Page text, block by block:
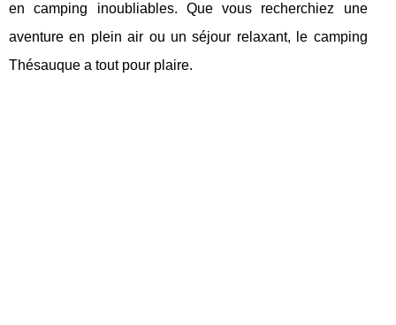
en camping inoubliables. Que vous recherchiez une
aventure en plein air ou un séjour relaxant, le camping
Thésauque a tout pour plaire.